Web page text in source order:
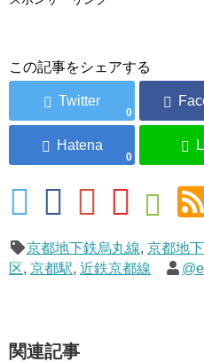
この記事をシェアする
0
0
京都地下鉄烏丸線, 京都地
区, 京都駅, 近鉄京都線
関連記事